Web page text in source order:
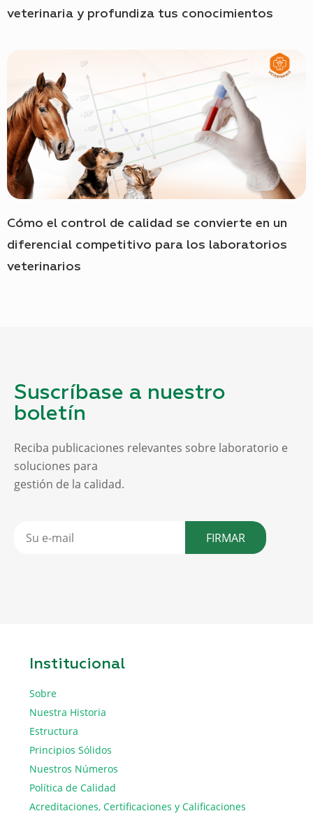
veterinaria y profundiza tus conocimientos
Cómo el control de calidad se convierte en un
diferencial competitivo para los laboratorios
veterinarios
Suscríbase a nuestro
boletín
Reciba publicaciones relevantes sobre laboratorio e
soluciones para
gestión de la calidad.
FIRMAR
Institucional
Sobre
Nuestra Historia
Estructura
Principios Sólidos
Nuestros Números
Política de Calidad
Acreditaciones, Certificaciones y Calificaciones